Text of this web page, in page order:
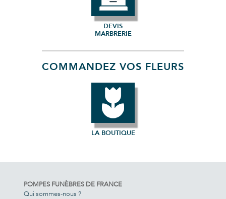
DEVIS
MARBRERIE
COMMANDEZ VOS FLEURS
LA BOUTIQUE
POMPES FUNÈBRES DE FRANCE
Qui sommes-nous ?